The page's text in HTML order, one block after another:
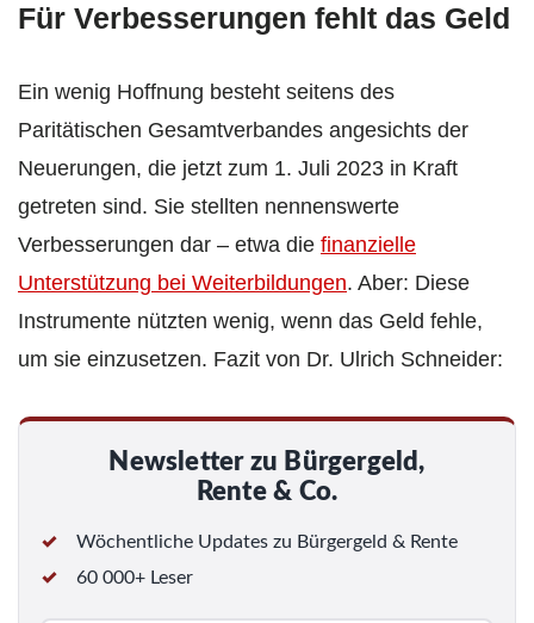
Für Verbesserungen fehlt das Geld
Ein wenig Hoffnung besteht seitens des
Paritätischen Gesamtverbandes angesichts der
Neuerungen, die jetzt zum 1. Juli 2023 in Kraft
getreten sind. Sie stellten nennenswerte
Verbesserungen dar – etwa die finanzielle
Unterstützung bei Weiterbildungen. Aber: Diese
Instrumente nützten wenig, wenn das Geld fehle,
um sie einzusetzen. Fazit von Dr. Ulrich Schneider:
Newsletter zu Bürgergeld,
Rente & Co.
Wöchentliche Updates zu Bürgergeld & Rente
60 000+ Leser